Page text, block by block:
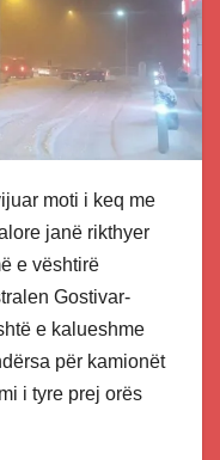
moti i keq me
janë rikthyer
e vështirë
Gostivar-
e kalueshme
për kamionët
i tyre prej orës